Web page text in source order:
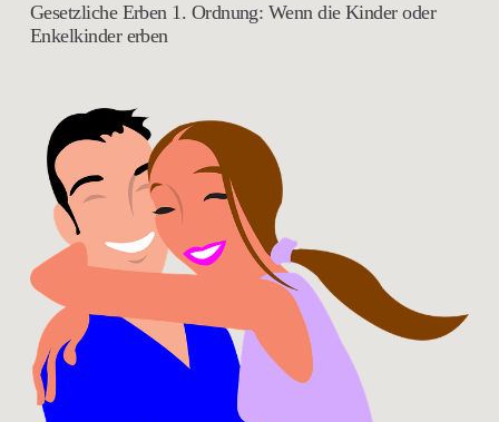
Gesetzliche Erben 1. Ordnung: Wenn die Kinder oder
Enkelkinder erben